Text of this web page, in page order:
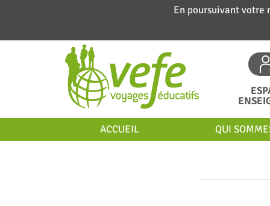
En poursuivant votre
ACCUEIL QUI